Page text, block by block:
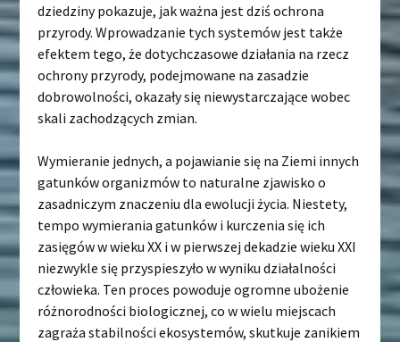
dziedziny pokazuje, jak ważna jest dziś ochrona
przyrody. Wprowadzanie tych systemów jest także
efektem tego, że dotychczasowe działania na rzecz
ochrony przyrody, podejmowane na zasadzie
dobrowolności, okazały się niewystarczające wobec
skali zachodzących zmian.
Wymieranie jednych, a pojawianie się na Ziemi innych
gatunków organizmów to naturalne zjawisko o
zasadniczym znaczeniu dla ewolucji życia. Niestety,
tempo wymierania gatunków i kurczenia się ich
zasięgów w wieku XX i w pierwszej dekadzie wieku XXI
niezwykle się przyspieszyło w wyniku działalności
człowieka. Ten proces powoduje ogromne ubożenie
różnorodności biologicznej, co w wielu miejscach
zagraża stabilności ekosystemów, skutkuje zanikiem